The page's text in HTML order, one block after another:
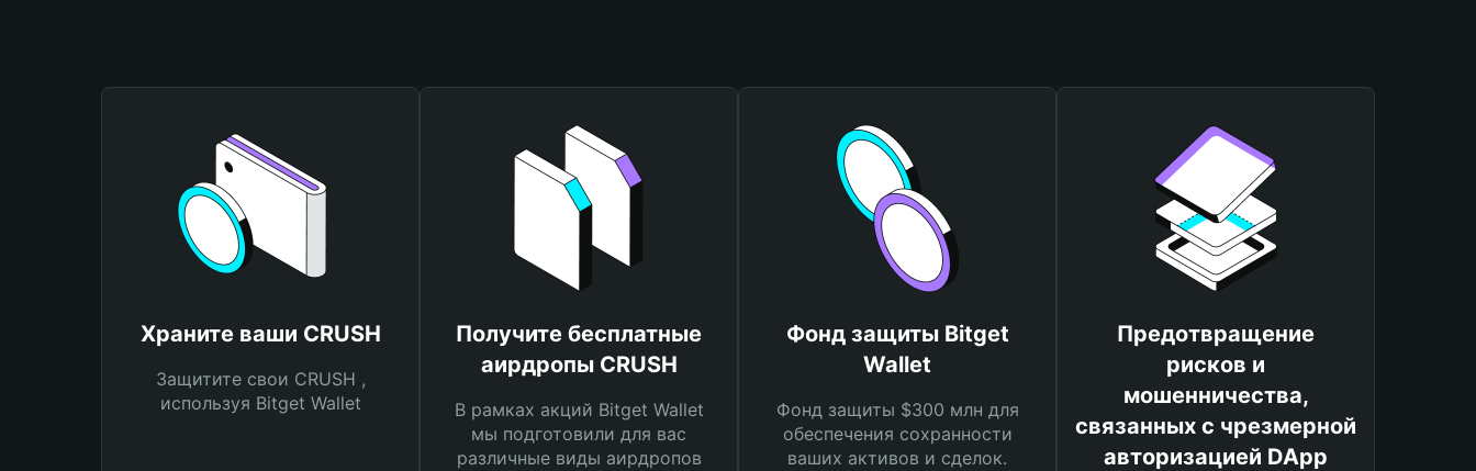
Храните ваши CRUSH
Защитите свои CRUSH ,
используя Bitget Wallet
Получите бесплатные
аирдропы CRUSH
В рамках акций Bitget Wallet
мы подготовили для вас
различные виды аирдропов
Фонд защиты Bitget
Wallet
Фонд защиты $300 млн для
обеспечения сохранности
ваших активов и сделок.
Предотвращение
рисков и
мошенничества,
связанных с чрезмерной
авторизацией DApp